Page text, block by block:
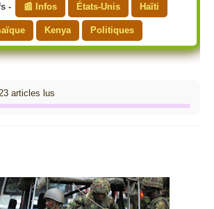
- 📰 Infos États-Unis Haïti
Kenya Politiques
articles lus